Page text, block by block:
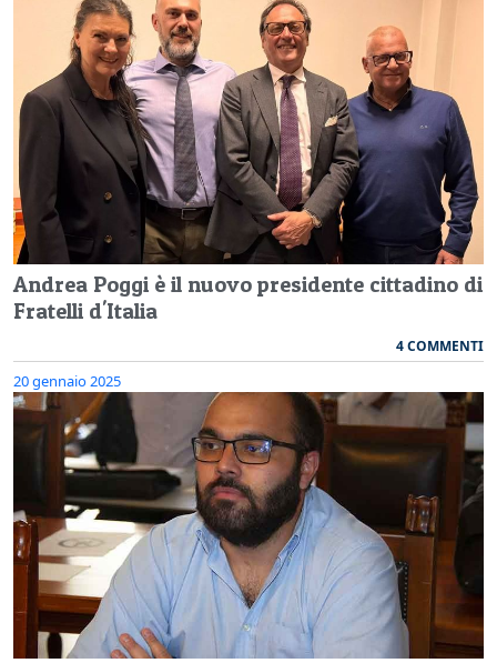
Andrea Poggi è il nuovo presidente cittadino di
Fratelli d'Italia
4 COMMENTI
20 gennaio 2025